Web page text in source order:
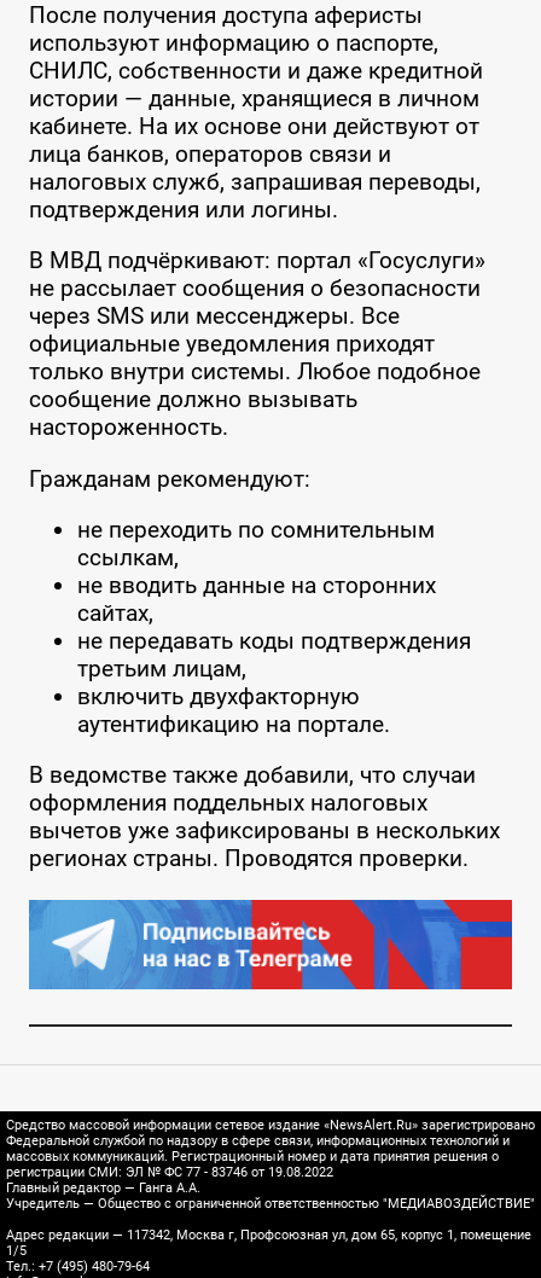
После получения доступа аферисты
используют информацию о паспорте,
СНИЛС, собственности и даже кредитной
истории — данные, хранящиеся в личном
кабинете. На их основе они действуют от
лица банков, операторов связи и
налоговых служб, запрашивая переводы,
подтверждения или логины.
В МВД подчёркивают: портал «Госуслуги»
не рассылает сообщения о безопасности
через SMS или мессенджеры. Все
официальные уведомления приходят
только внутри системы. Любое подобное
сообщение должно вызывать
настороженность.
Гражданам рекомендуют:
не переходить по сомнительным
ссылкам,
не вводить данные на сторонних
сайтах,
не передавать коды подтверждения
третьим лицам,
включить двухфакторную
аутентификацию на портале.
В ведомстве также добавили, что случаи
оформления поддельных налоговых
вычетов уже зафиксированы в нескольких
регионах страны. Проводятся проверки.
Средство массовой информации сетевое издание «NewsAlert.Ru» зарегистрировано
Федеральной службой по надзору в сфере связи, информационных технологий и
массовых коммуникаций. Регистрационный номер и дата принятия решения о
регистрации СМИ: ЭЛ № ФС 77 - 83746 от 19.08.2022
Главный редактор — Ганга А.А.
Учредитель — Общество с ограниченной ответственностью "МЕДИАВОЗДЕЙСТВИЕ"
Адрес редакции — 117342, Москва г, Профсоюзная ул, дом 65, корпус 1, помещение
1/5
Тел.: +7 (495) 480-79-64